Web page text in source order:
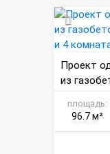
Проект
из
площадь:
96.7 м²